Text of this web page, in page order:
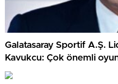
Galatasaray Sportif A.Ş.
Kavukcu: Çok önemli
para harcayacağız